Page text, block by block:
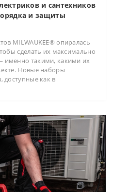
и сантехников
и защиты
MILWAUKEE® опиралась
сделать их максимально
такими, какими их
Новые наборы
доступные как в